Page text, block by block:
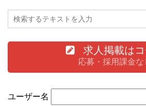
求人掲載は
応募・採用課金な
ユーザー名